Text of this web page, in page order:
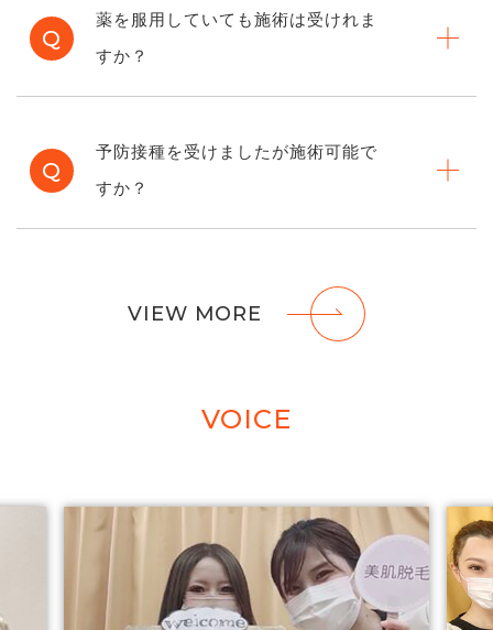
Q
薬を服用していても施術は受けれま
すか？
Q
予防接種を受けましたが施術可能で
すか？
VIEW MORE
VOICE